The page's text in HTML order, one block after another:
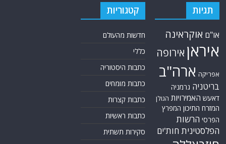
תגיות
או"ם אוקראינה
איראן אירופה
אפריקה ארה"ב
בריטניה גרמניה
דאעש האמירויות הגולן
המזרח התיכון המפרץ
הפרסי הרשות
הפלסטינית חות'ים
קטגוריות
חדשות מהעולם
כללי
כתבות היסטוריה
כתבות מומחים
כתבות קצרות
כתבות ראשיות
סקירות תשתית